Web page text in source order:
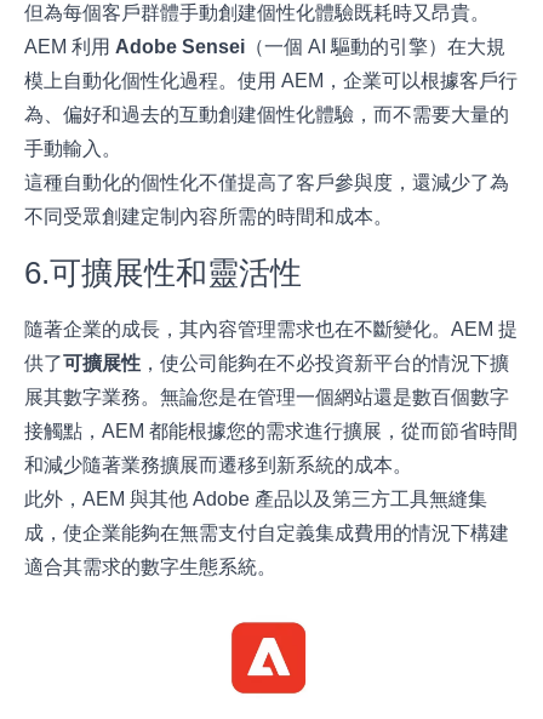
但為每個客戶群體手動創建個性化體驗既耗時又昂貴。
AEM 利用 Adobe Sensei （一個 AI 驅動的引擎）在大規
模上自動化個性化過程。使用 AEM，企業可以根據客戶行
為、偏好和過去的互動創建個性化體驗，而不需要大量的
手動輸入。
這種自動化的個性化不僅提高了客戶參與度，還減少了為
不同受眾創建定制內容所需的時間和成本。
6.可擴展性和靈活性
隨著企業的成長，其內容管理需求也在不斷變化。AEM 提
供了可擴展性 ，使公司能夠在不必投資新平台的情況下擴
展其數字業務。無論您是在管理一個網站還是數百個數字
接觸點，AEM 都能根據您的需求進行擴展，從而節省時間
和減少隨著業務擴展而遷移到新系統的成本。
此外，AEM 與其他 Adobe 產品以及第三方工具無縫集
成，使企業能夠在無需支付自定義集成費用的情況下構建
適合其需求的數字生態系統。